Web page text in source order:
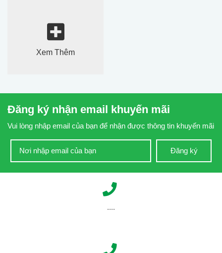
Xem Thêm
Đăng ký nhận email khuyến mãi
Vui lòng nhập email của bạn để nhận được thông tin khuyến mãi
Đăng ký
....